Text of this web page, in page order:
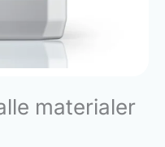
materialer